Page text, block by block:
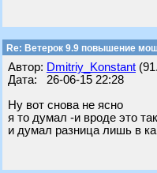
Re: Ветерок 9.9 повышение
Автор: Dmitriy_Konstant
Дата: 26-06-15 22:28
Ну вот снова не ясно
я то думал -и вроде это
и думал разница лишь в